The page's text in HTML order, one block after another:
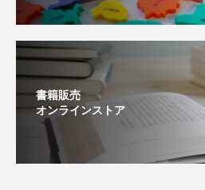
書籍販売
オンラインストア